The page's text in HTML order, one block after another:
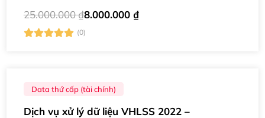
8.000.000 ₫
25.000.000₫
(0)
Data thứ cấp (tài chính)
Dịch vụ xử lý dữ liệu VHLSS 2022 –